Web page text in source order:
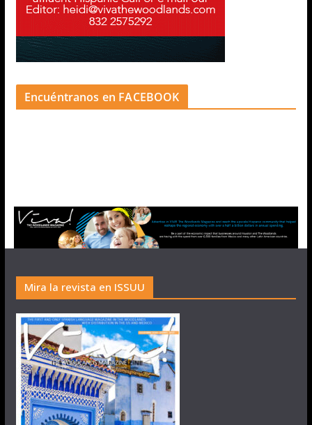
Encuéntranos en FACEBOOK
Mira la revista en ISSUU